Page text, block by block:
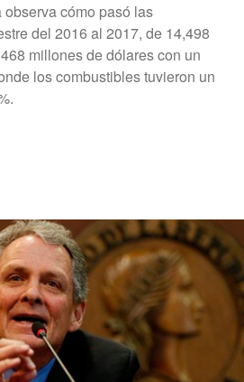
cómo pasó las
del 2016 al 2017, de 14,498
millones de dólares con un
los combustibles tuvieron un